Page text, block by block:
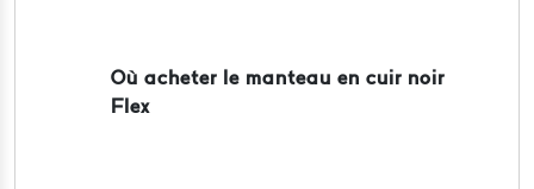
Où acheter le manteau en cuir noir
Flex